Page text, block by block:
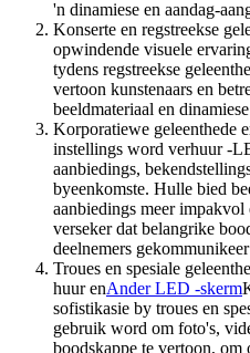
'n dinamiese en aandag-
Konserte en regstreekse
opwindende visuele
tydens regstreekse
vertoon kunstenaars en
beeldmateriaal en
Korporatiewe geleenthede
instellings word verhuur -
aanbiedings,
byeenkomste. Hulle bied
aanbiedings meer
verseker dat belangrike
deelnemers
Troues en spesiale
huur enAnder LED -skerm
sofistikasie by troues en
gebruik word om foto's,
boodskappe te vertoon,